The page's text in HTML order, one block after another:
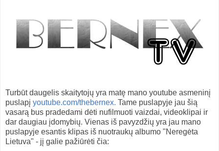
Turbūt daugelis skaitytojų yra matę mano youtube asmeninį
puslapį youtube.com/thebernex. Tame puslapyje jau šią
vasarą bus pradedami dėti nufilmuoti vaizdai, videoklipai ir
dar daugiau įdomybių. Vienas iš pavyzdžių yra jau mano
puslapyje esantis klipas iš nuotraukų albumo "Neregėta
Lietuva" - jį galie pažiūrėti čia: